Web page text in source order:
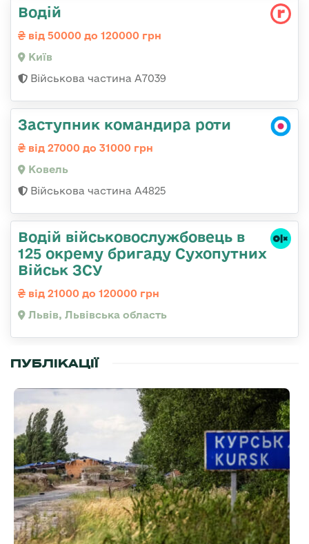
Водій
від 50000 до 120000 грн
Київ
Військова частина А7039
Заступник командира роти
від 27000 до 31000 грн
Ковель
Військова частина А4825
Водій військовослужбовець в
125 окрему бригаду Сухопутних
Військ ЗСУ
від 21000 до 120000 грн
Львів, Львівська область
ПУБЛІКАЦІЇ